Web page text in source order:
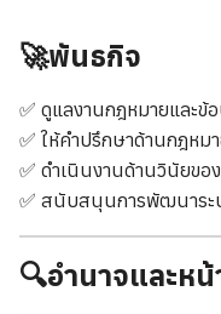
🚀พันธกิจ
✅ ดูแลงานกฎหมายและข้
✅ ให้คำปรึกษาด้านกฎหม
✅ ดำเนินงานด้านวินัยขอ
✅ สนับสนุนการพัฒนาระ
🔍อำนาจและหน้